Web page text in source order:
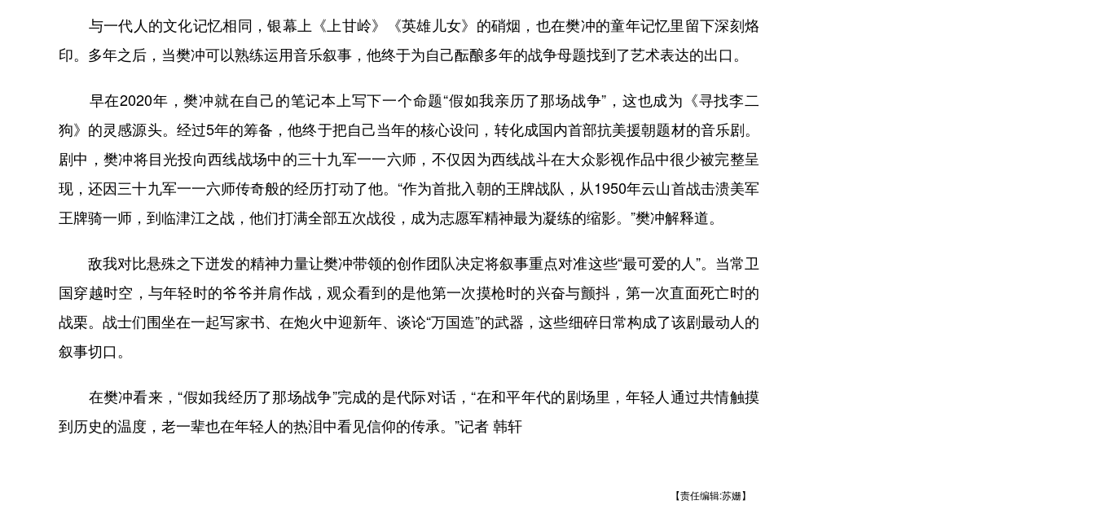
与一代人的文化记忆相同，银幕上《上甘岭》《英雄儿女》的硝烟，也在樊冲的童年记忆里留下深刻烙
印。多年之后，当樊冲可以熟练运用音乐叙事，他终于为自己酝酿多年的战争母题找到了艺术表达的出口。
早在2020年，樊冲就在自己的笔记本上写下一个命题“假如我亲历了那场战争”，这也成为《寻找李二
狗》的灵感源头。经过5年的筹备，他终于把自己当年的核心设问，转化成国内首部抗美援朝题材的音乐剧。
剧中，樊冲将目光投向西线战场中的三十九军一一六师，不仅因为西线战斗在大众影视作品中很少被完整呈
现，还因三十九军一一六师传奇般的经历打动了他。“作为首批入朝的王牌战队，从1950年云山首战击溃美军
王牌骑一师，到临津江之战，他们打满全部五次战役，成为志愿军精神最为凝练的缩影。”樊冲解释道。
敌我对比悬殊之下迸发的精神力量让樊冲带领的创作团队决定将叙事重点对准这些“最可爱的人”。当常卫
国穿越时空，与年轻时的爷爷并肩作战，观众看到的是他第一次摸枪时的兴奋与颤抖，第一次直面死亡时的
战栗。战士们围坐在一起写家书、在炮火中迎新年、谈论“万国造”的武器，这些细碎日常构成了该剧最动人的
叙事切口。
在樊冲看来，“假如我经历了那场战争”完成的是代际对话，“在和平年代的剧场里，年轻人通过共情触摸
到历史的温度，老一辈也在年轻人的热泪中看见信仰的传承。”记者 韩轩
【责任编辑:苏姗】